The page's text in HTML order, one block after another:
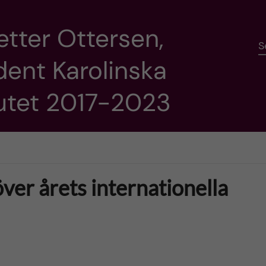
Ottersen,
Karolinska
2017-2023
årets internationella